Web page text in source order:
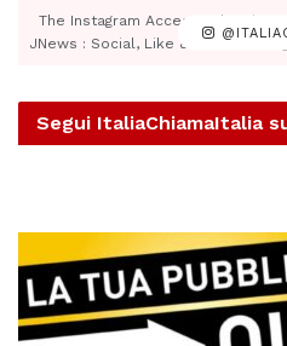
The Instagram Access Token is
JNews : Social, Like & View >
Segui ItaliaChiamaItalia